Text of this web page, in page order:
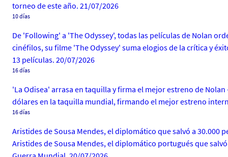
torneo de este año. 21/07/2026
10 días
De 'Following' a 'The Odyssey', todas las películas de Nolan
cinéfilos, su filme 'The Odyssey' suma elogios de la crítica y
13 películas. 20/07/2026
16 días
'La Odisea' arrasa en taquilla y firma el mejor estreno de
dólares en la taquilla mundial, firmando el mejor estreno
16 días
Aristides de Sousa Mendes, el diplomático que salvó a 30.000
Aristides de Sousa Mendes, el diplomático portugués que